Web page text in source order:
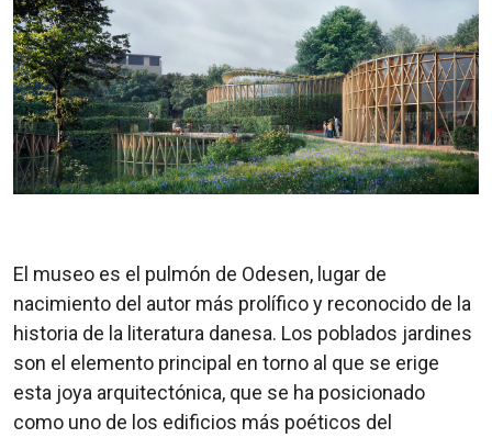
El museo es el pulmón de Odesen, lugar de
nacimiento del autor más prolífico y reconocido de la
historia de la literatura danesa. Los poblados jardines
son el elemento principal en torno al que se erige
esta joya arquitectónica, que se ha posicionado
como uno de los edificios más poéticos del